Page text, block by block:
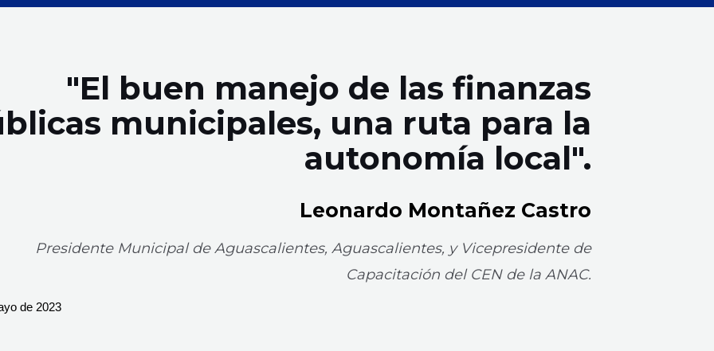
"El buen manejo de las finanzas
municipales, una ruta para la
autonomía local".
Leonardo Montañez Castro
Presidente Municipal de Aguascalientes, Aguascalientes, y Vicepresidente de
Capacitación del CEN de la ANAC.
de 2023